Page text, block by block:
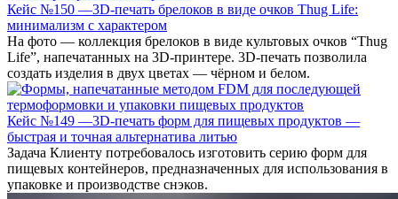
Кейс №150 —3D-печать брелоков в виде очков Thug Life:
минимализм с характером
На фото — коллекция брелоков в виде культовых очков “Thug
Life”, напечатанных на 3D-принтере. 3D-печать позволила
создать изделия в двух цветах — чёрном и белом.
Кейс №149 —3D-печать форм для пищевых продуктов —
быстрая и точная альтернатива литью
Задача Клиенту потребовалось изготовить серию форм для
пищевых контейнеров, предназначенных для использования в
упаковке и производстве снэков.